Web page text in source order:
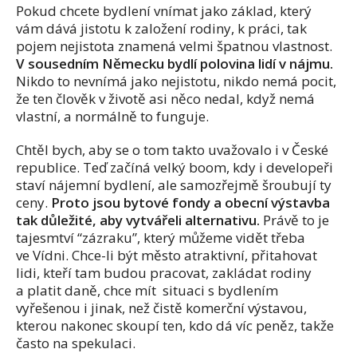
Pokud chcete bydlení vnímat jako základ, který
vám dává jistotu k založení rodiny, k práci, tak
pojem nejistota znamená velmi špatnou vlastnost.
V sousedním Německu bydlí polovina lidí v nájmu.
Nikdo to nevnímá jako nejistotu, nikdo nemá pocit,
že ten člověk v životě asi něco nedal, když nemá
vlastní, a normálně to funguje.
Chtěl bych, aby se o tom takto uvažovalo i v České
republice. Teď začíná velký boom, kdy i developeři
staví nájemní bydlení, ale samozřejmě šroubují ty
ceny. Proto jsou bytové fondy a obecní výstavba
tak důležité, aby vytvářeli alternativu. Právě to je
tajesmtví “zázraku”, který můžeme vidět třeba
ve Vídni. Chce-li být město atraktivní, přitahovat
lidi, kteří tam budou pracovat, zakládat rodiny
a platit daně, chce mít situaci s bydlením
vyřešenou i jinak, než čistě komerční výstavou,
kterou nakonec skoupí ten, kdo dá víc peněz, takže
často na spekulaci.